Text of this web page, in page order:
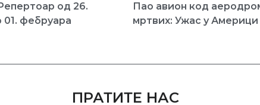
од 26.
01. фебруара
Пао авион код
мртвих: Ужас у Америци
ПРАТИТЕ НАС